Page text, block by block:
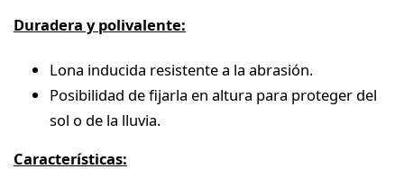
Duradera y polivalente:
Lona inducida resistente a la abrasión.
Posibilidad de fijarla en altura para proteger del
sol o de la lluvia.
Características: